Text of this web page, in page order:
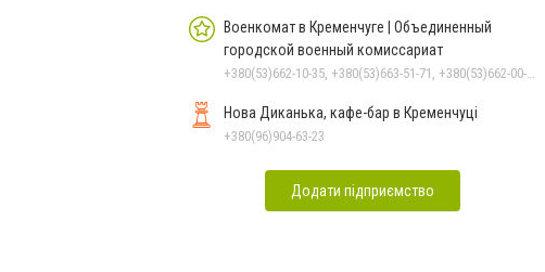
Военкомат в Кременчуге | Объединенный
городской военный комиссариат
+380(53)662-10-35, +380(53)663-51-71, +380(53)662-00-54
Нова Диканька, кафе-бар в Кременчуці
+380(96)904-63-23
Додати підприємство